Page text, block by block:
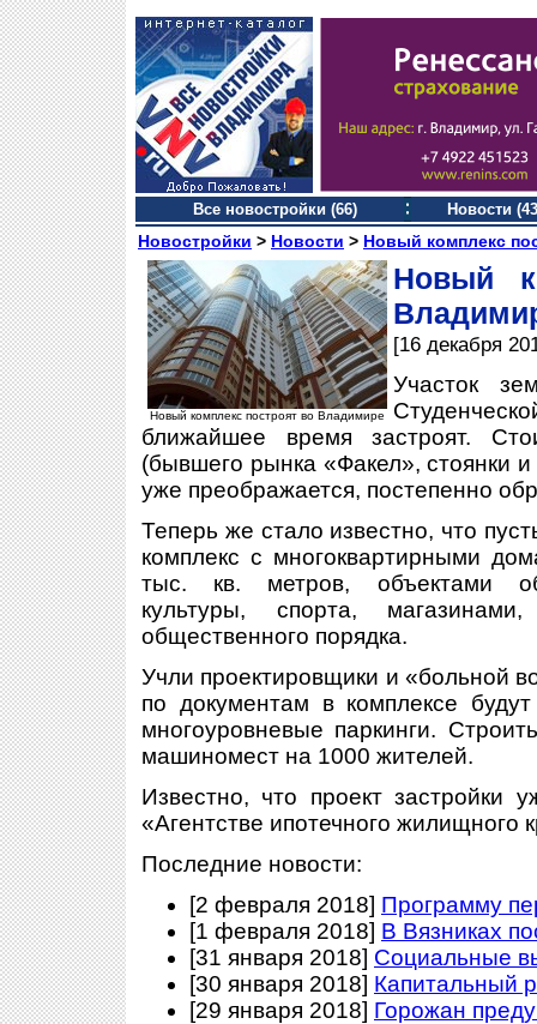
Все новостройки (66) Новости
Новостройки > Новости > Новый комплекс
Новый комплекс построят во Владимире
Новый
[16 декабря
Участок
ближайшее время застроят.
(бывшего рынка «Факел», стоянки
уже преображается, постепенно
Теперь же стало известно, что
комплекс с многоквартирными
тыс. кв. метров, объектами
культуры, спорта,
общественного порядка.
Учли проектировщики и «больной
по документам в комплексе
многоуровневые паркинги.
машиномест на 1000 жителей.
Известно, что проект застройки
«Агентстве ипотечного жилищного
Последние новости:
[2 февраля 2018] Программу
[1 февраля 2018] В Вязниках
[31 января 2018] Социальные
[30 января 2018] Капитальный
[29 января 2018] Горожан